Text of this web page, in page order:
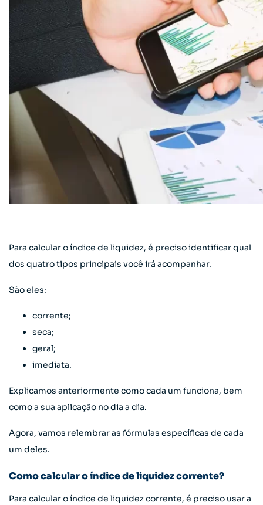
Para calcular o índice de liquidez, é preciso identificar qual
dos quatro tipos principais você irá acompanhar.
São eles:
corrente;
seca;
geral;
imediata.
Explicamos anteriormente como cada um funciona, bem
como a sua aplicação no dia a dia.
Agora, vamos relembrar as fórmulas específicas de cada
um deles.
Como calcular o índice de liquidez corrente?
Para calcular o índice de liquidez corrente, é preciso usar a